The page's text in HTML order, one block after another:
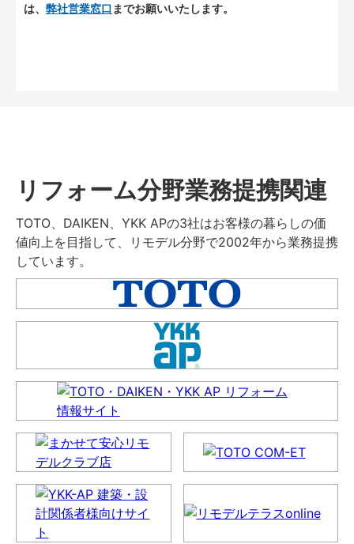
は、 弊社営業窓口 までお願いいたします。
リフォーム分野業務提携関連
TOTO、DAIKEN、YKK APの3社はお客様の暮らしの価
値向上を目指して、リモデル分野で2002年から業務提携
しています。